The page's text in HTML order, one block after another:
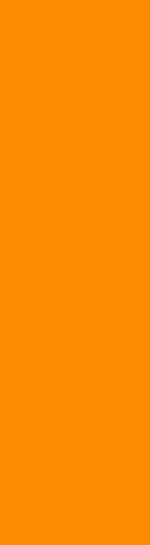
Non, la Flat Tax
Est-ce que
Non, la Flat Tax
Comment
L’assureur va
Est-ce que
Non, la fiscalité sur
Par contre, les
Est-ce que
Les revenus